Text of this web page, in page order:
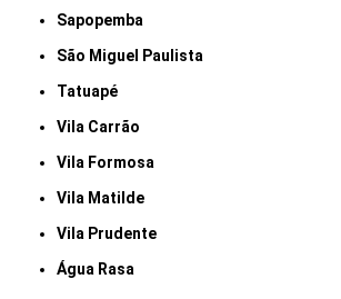
Sapopemba
São Miguel Paulista
Tatuapé
Vila Carrão
Vila Formosa
Vila Matilde
Vila Prudente
Água Rasa